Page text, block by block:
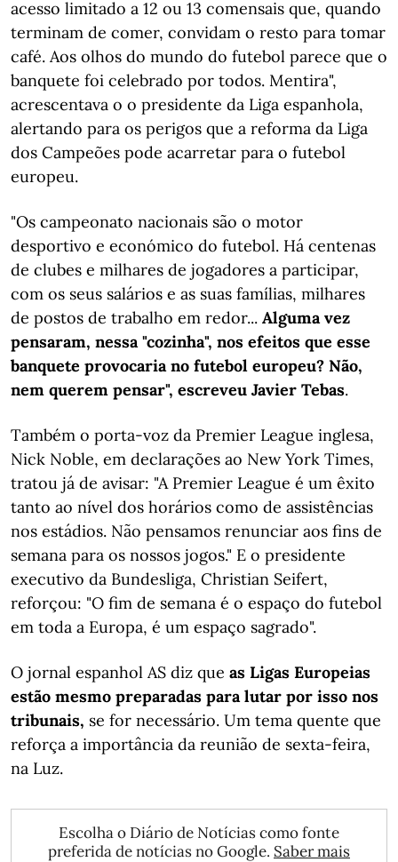
acesso limitado a 12 ou 13 comensais que, quando
terminam de comer, convidam o resto para tomar
café. Aos olhos do mundo do futebol parece que o
banquete foi celebrado por todos. Mentira",
acrescentava o o presidente da Liga espanhola,
alertando para os perigos que a reforma da Liga
dos Campeões pode acarretar para o futebol
europeu.
"Os campeonato nacionais são o motor
desportivo e económico do futebol. Há centenas
de clubes e milhares de jogadores a participar,
com os seus salários e as suas famílias, milhares
de postos de trabalho em redor... Alguma vez
pensaram, nessa "cozinha", nos efeitos que esse
banquete provocaria no futebol europeu? Não,
nem querem pensar", escreveu Javier Tebas.
Também o porta-voz da Premier League inglesa,
Nick Noble, em declarações ao New York Times,
tratou já de avisar: "A Premier League é um êxito
tanto ao nível dos horários como de assistências
nos estádios. Não pensamos renunciar aos fins de
semana para os nossos jogos." E o presidente
executivo da Bundesliga, Christian Seifert,
reforçou: "O fim de semana é o espaço do futebol
em toda a Europa, é um espaço sagrado".
O jornal espanhol AS diz que as Ligas Europeias
estão mesmo preparadas para lutar por isso nos
tribunais, se for necessário. Um tema quente que
reforça a importância da reunião de sexta-feira,
na Luz.
Escolha o Diário de Notícias como fonte
preferida de notícias no Google. Saber mais